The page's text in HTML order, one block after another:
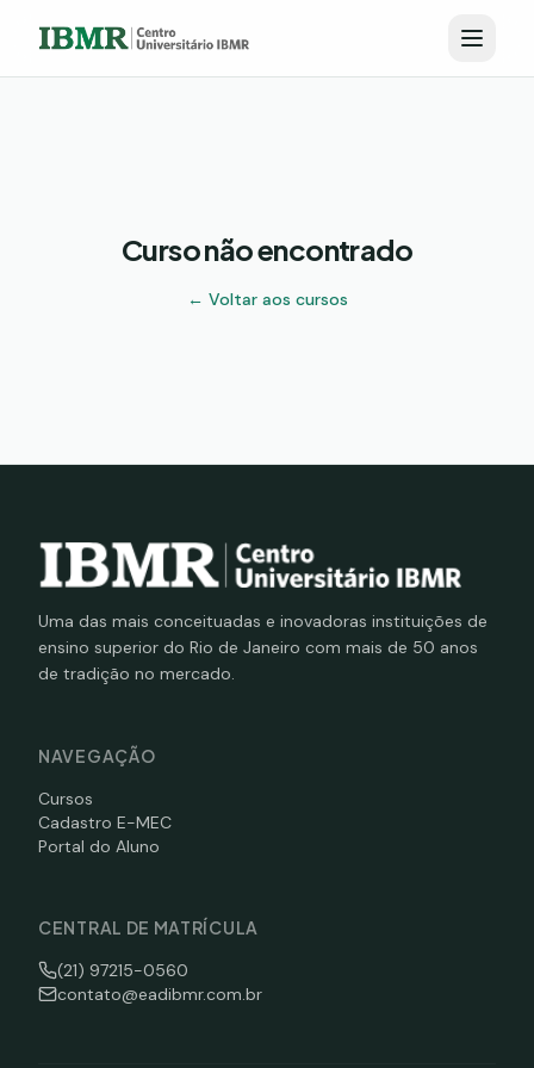
Curso não encontrado
← Voltar aos cursos
Uma das mais conceituadas e inovadoras instituições de
ensino superior do Rio de Janeiro com mais de 50 anos
de tradição no mercado.
NAVEGAÇÃO
Cursos
Cadastro E-MEC
Portal do Aluno
CENTRAL DE MATRÍCULA
(21) 97215-0560
contato@eadibmr.com.br